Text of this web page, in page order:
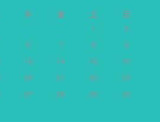
木 金 土
日
1
2
6 7 8
9
13 14 15
16
20 21 22
23
27 28 29
30